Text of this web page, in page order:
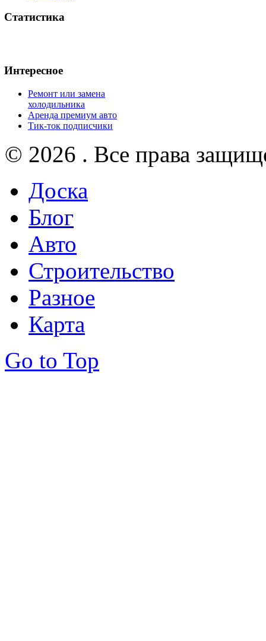
Статистика
Интересное
Ремонт или замена
холодильника
Аренда премиум авто
Тик-ток подписчики
© 2026 . Все права
Доска
Блог
Авто
Строительство
Разное
Карта
Go to Top